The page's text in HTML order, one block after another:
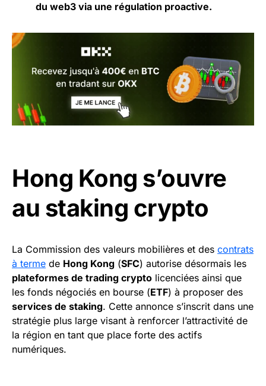
du web3 via une régulation proactive.
Hong Kong s’ouvre
au staking crypto
La Commission des valeurs mobilières et des contrats
à terme de Hong Kong (SFC) autorise désormais les
plateformes de trading crypto licenciées ainsi que
les fonds négociés en bourse (ETF) à proposer des
services de staking. Cette annonce s’inscrit dans une
stratégie plus large visant à renforcer l’attractivité de
la région en tant que place forte des actifs
numériques.